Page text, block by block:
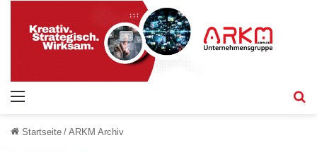
Startseite / ARKM Archiv